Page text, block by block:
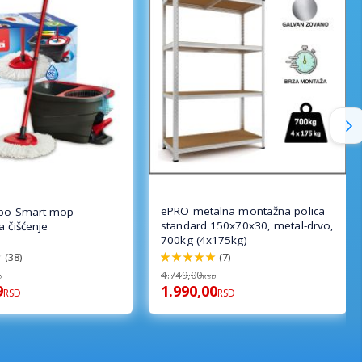
Smart mop -
čišćenje
(38)
RSD
ePRO metalna montažna polica
standard 150x70x30, metal-drvo,
700kg (4x175kg)
100%
(7)
4.749,00RSD
1.990,00RSD